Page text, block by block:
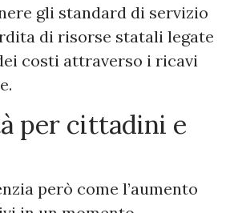
gli standard di servizio
di risorse statali legate
costi attraverso i ricavi
per cittadini e
però come l’aumento